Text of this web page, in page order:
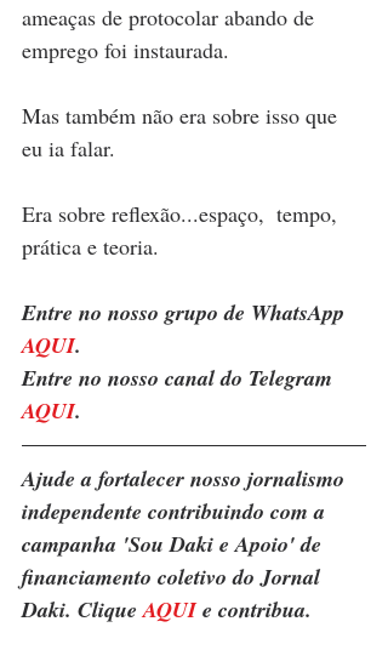
ameaças de protocolar abando de
emprego foi instaurada.
Mas também não era sobre isso que
eu ia falar.
Era sobre reflexão...espaço,  tempo,
prática e teoria.
Entre no nosso grupo de WhatsApp
AQUI.
Entre no nosso canal do Telegram
AQUI.
Ajude a fortalecer nosso jornalismo
independente contribuindo com a
campanha 'Sou Daki e Apoio' de
financiamento coletivo do Jornal
Daki. Clique AQUI e contribua.